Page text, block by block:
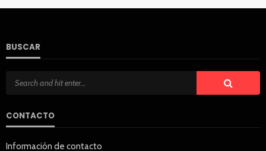
BUSCAR
CONTACTO
Información de contacto